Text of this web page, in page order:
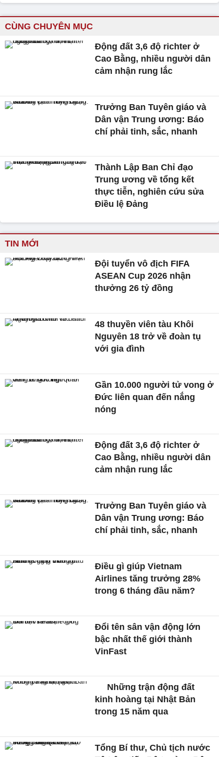
CÙNG CHUYÊN MỤC
Động đất 3,6 độ richter ở
Cao Bằng, nhiều người dân
cảm nhận rung lắc
Trưởng Ban Tuyên giáo và
Dân vận Trung ương: Báo
chí phải tinh, sắc, nhanh
Thành Lập Ban Chỉ đạo
Trung ương về tổng kết
thực tiễn, nghiên cứu sửa
Điều lệ Đảng
TIN MỚI
Đội tuyển vô địch FIFA
ASEAN Cup 2026 nhận
thưởng 26 tỷ đồng
48 thuyền viên tàu Khôi
Nguyên 18 trở về đoàn tụ
với gia đình
Gần 10.000 người tử vong ở
Đức liên quan đến nắng
nóng
Động đất 3,6 độ richter ở
Cao Bằng, nhiều người dân
cảm nhận rung lắc
Trưởng Ban Tuyên giáo và
Dân vận Trung ương: Báo
chí phải tinh, sắc, nhanh
Điều gì giúp Vietnam
Airlines tăng trưởng 28%
trong 6 tháng đầu năm?
Đổi tên sân vận động lớn
bậc nhất thế giới thành
VinFast
Những trận động đất
kinh hoàng tại Nhật Bản
trong 15 năm qua
Tổng Bí thư, Chủ tịch nước